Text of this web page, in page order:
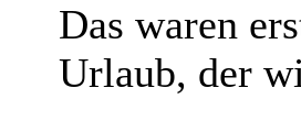
Das waren
Urlaub, der